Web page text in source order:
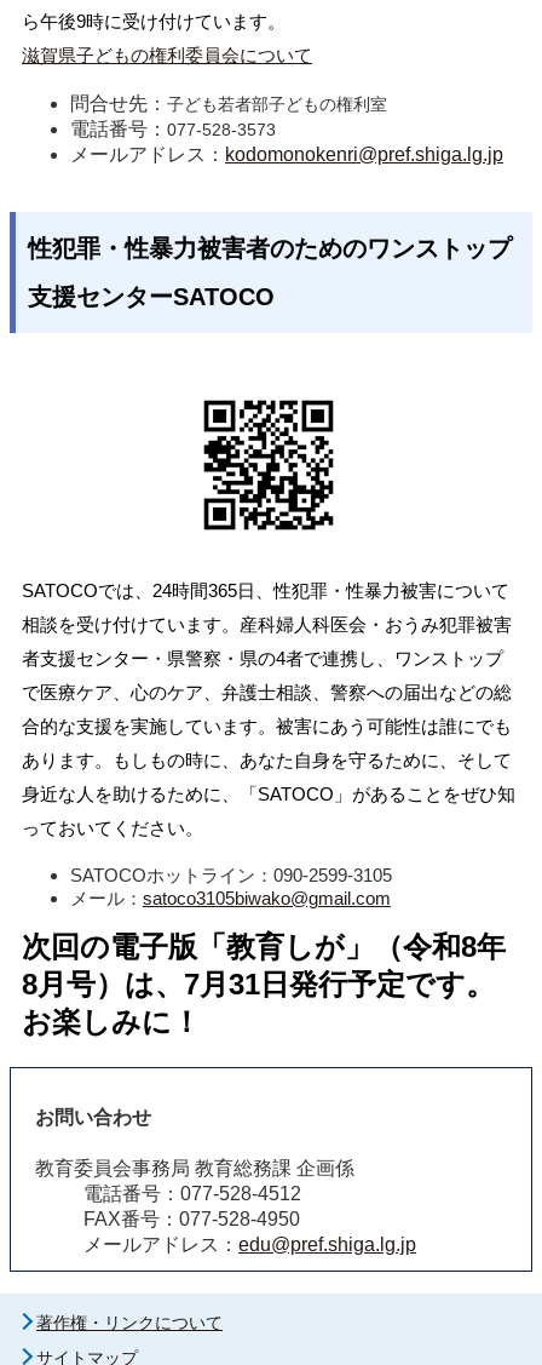
ら午後9時に受け付けています。
滋賀県子どもの権利委員会について
問合せ先： 子ども若者部子どもの権利室
電話番号： 077-528-3573
メールアドレス： kodomonokenri@pref.shiga.lg.jp
性犯罪・性暴力被害者のためのワンストップ
支援センターSATOCO
SATOCOでは、24時間365日、性犯罪・性暴力被害について
相談を受け付けています。産科婦人科医会・おうみ犯罪被害
者支援センター・県警察・県の4者で連携し、ワンストップ
で医療ケア、心のケア、弁護士相談、警察への届出などの総
合的な支援を実施しています。被害にあう可能性は誰にでも
あります。もしもの時に、あなた自身を守るために、そして
身近な人を助けるために、「SATOCO」があることをぜひ知
っておいてください。
SATOCOホットライン：090-2599-3105
メール： satoco3105biwako@gmail.com
次回の電子版「教育しが」（令和8年
8月号）は、7月31 日 発行予定です。
お楽しみに！
お問い合わせ
教育委員会事務局 教育総務課 企画係
電話番号：077-528-4512
FAX番号：077-528-4950
メールアドレス： edu@pref.shiga.lg.jp
著作権・リンクについて
サイトマップ